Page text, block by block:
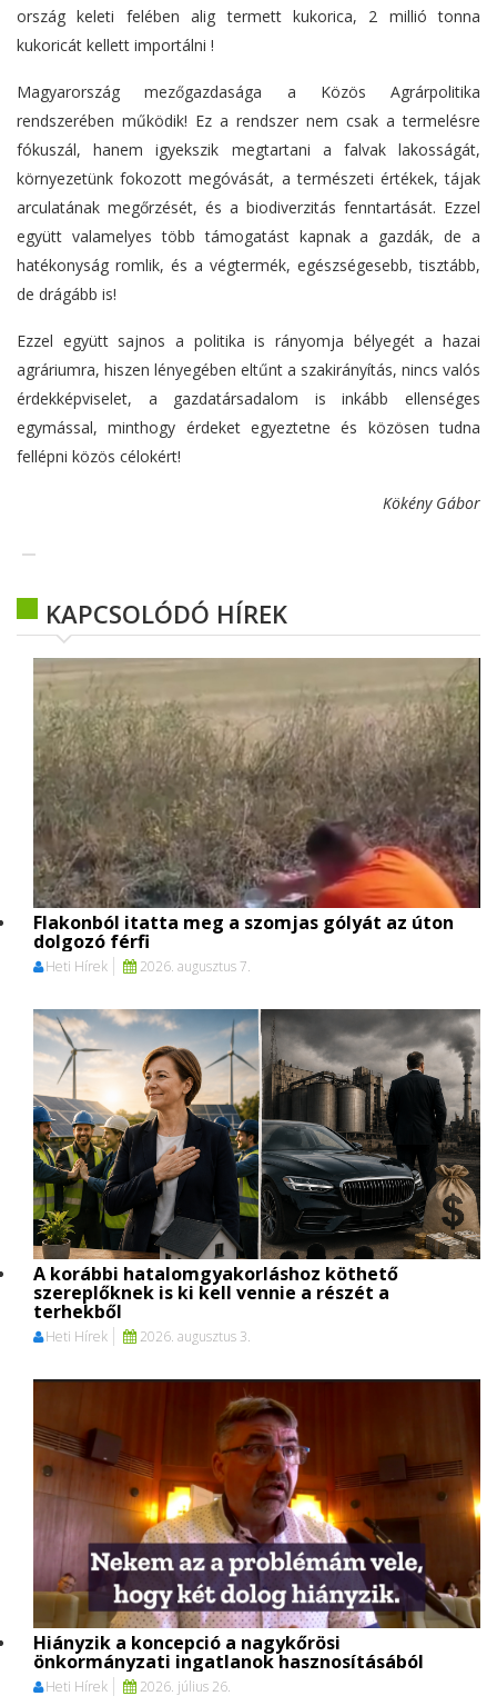
ország keleti felében alig termett kukorica, 2 millió tonna
kukoricát kellett importálni !
Magyarország mezőgazdasága a Közös Agrárpolitika
rendszerében működik! Ez a rendszer nem csak a termelésre
fókuszál, hanem igyekszik megtartani a falvak lakosságát,
környezetünk fokozott megóvását, a természeti értékek, tájak
arculatának megőrzését, és a biodiverzitás fenntartását. Ezzel
együtt valamelyes több támogatást kapnak a gazdák, de a
hatékonyság romlik, és a végtermék, egészségesebb, tisztább,
de drágább is!
Ezzel együtt sajnos a politika is rányomja bélyegét a hazai
agráriumra, hiszen lényegében eltűnt a szakirányítás, nincs valós
érdekképviselet, a gazdatársadalom is inkább ellenséges
egymással, minthogy érdeket egyeztetne és közösen tudna
fellépni közös célokért!
Kökény Gábor
KAPCSOLÓDÓ HÍREK
Flakonból itatta meg a szomjas gólyát az úton
dolgozó férfi
Heti Hírek 2026. augusztus 7.
A korábbi hatalomgyakorláshoz köthető
szereplőknek is ki kell vennie a részét a
terhekből
Heti Hírek 2026. augusztus 3.
Hiányzik a koncepció a nagykőrösi
önkormányzati ingatlanok hasznosításából
Heti Hírek 2026. július 26.